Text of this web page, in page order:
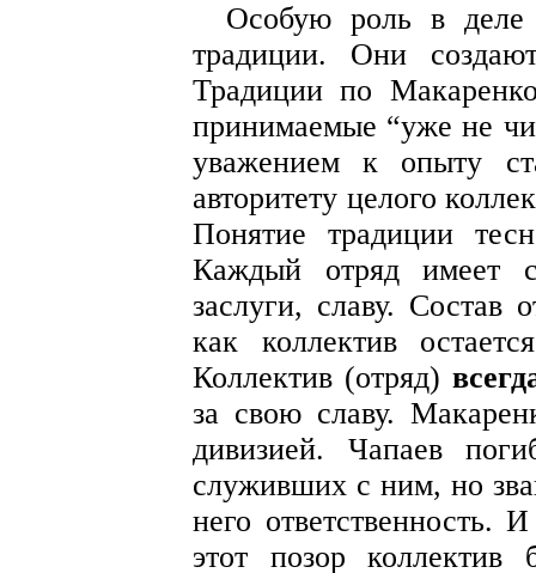
Особую роль в деле
традиции. Они
Традиции по
принимаемые “уже не
уважением к опыту
авторитету целого
Понятие традиции
Каждый отряд имеет
заслуги, славу. Состав
как коллектив
Коллектив (отряд)
за свою славу.
дивизией. Чапаев
служивших с ним, но
него ответственность.
этот позор коллектив